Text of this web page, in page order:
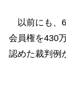
以前にも、
会員権を430
認めた裁判例